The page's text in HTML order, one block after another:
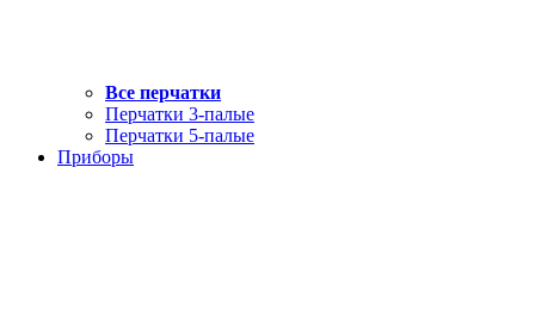
Все перчатки
Перчатки 3-палые
Перчатки 5-палые
Приборы